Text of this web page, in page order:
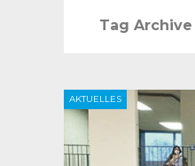
Tag Archive
AKTUELLES